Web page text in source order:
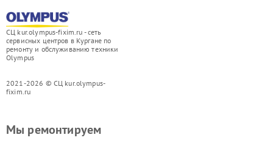
СЦ kur.olympus-fixim.ru - сеть
сервисных центров в Кургане по
ремонту и обслуживанию техники
Olympus
2021-2026 © СЦ kur.olympus-
fixim.ru
Мы ремонтируем